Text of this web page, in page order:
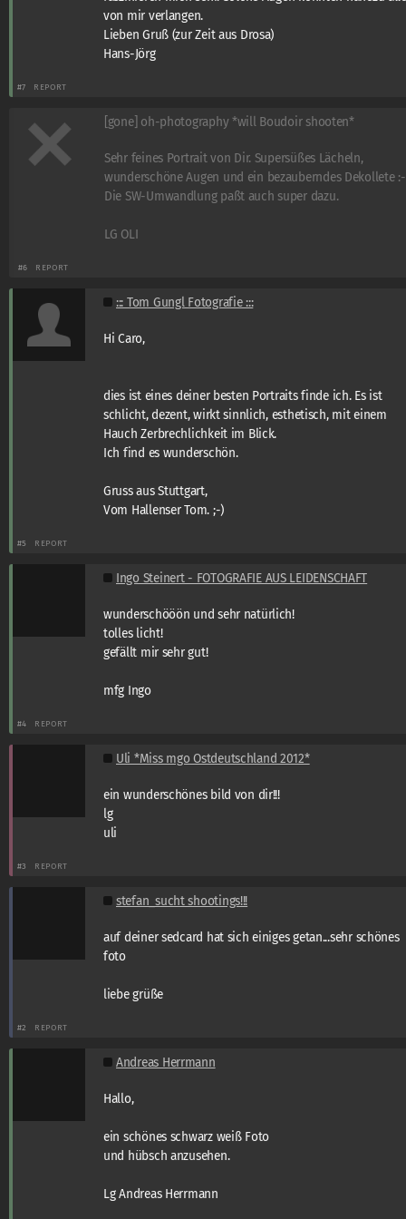
von mir verlangen.
Lieben Gruß (zur Zeit aus Drosa)
Hans-Jörg
#7 REPORT
[gone] oh-photography *will Boudoir shooten*
Sehr feines Portrait von Dir. Supersüßes Lächeln,
wunderschöne Augen und ein bezauberndes Dekollete
Die SW-Umwandlung paßt auch super dazu.
LG OLI
#6 REPORT
::: Tom Gungl Fotografie :::
Hi Caro,
dies ist eines deiner besten Portraits finde ich. Es ist
schlicht, dezent, wirkt sinnlich, esthetisch, mit einem
Hauch Zerbrechlichkeit im Blick.
Ich find es wunderschön.
Gruss aus Stuttgart,
Vom Hallenser Tom. ;-)
#5 REPORT
Ingo Steinert - FOTOGRAFIE AUS LEIDENSCHAFT
wunderschööön und sehr natürlich!
tolles licht!
gefällt mir sehr gut!
mfg Ingo
#4 REPORT
Uli *Miss mgo Ostdeutschland 2012*
ein wunderschönes bild von dir!!!
lg
uli
#3 REPORT
stefan_sucht shootings!!!
auf deiner sedcard hat sich einiges getan...sehr schönes
foto
liebe grüße
#2 REPORT
Andreas Herrmann
Hallo,
ein schönes schwarz weiß Foto
und hübsch anzusehen.
Lg Andreas Herrmann